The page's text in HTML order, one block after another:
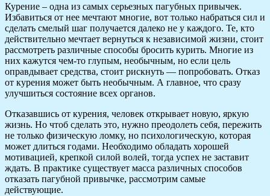
Курение – одна из самых серьезных пагубных привычек.
Избавиться от нее мечтают многие, вот только набраться сил и
сделать смелый шаг получается далеко не у каждого. Те, кто
действительно мечтает вернуться к независимой жизни, стоит
рассмотреть различные способы бросить курить. Многие из
них кажутся чем-то глупым, необычным, но если цель
оправдывает средства, стоит рискнуть — попробовать. Отказ
от курения может быть необычным. А главное, что сразу
улучшиться состояние всех органов.
Отказавшись от курения, человек открывает новую, яркую
жизнь. Но чтоб сделать это, нужно преодолеть себя, пережить
не только физическую ломку, но психологическую, которая
может длиться годами. Необходимо обладать хорошей
мотивацией, крепкой силой волей, тогда успех не заставит
ждать. В практике существует масса различных способов
отказать пагубной привычке, рассмотрим самые
действующие.